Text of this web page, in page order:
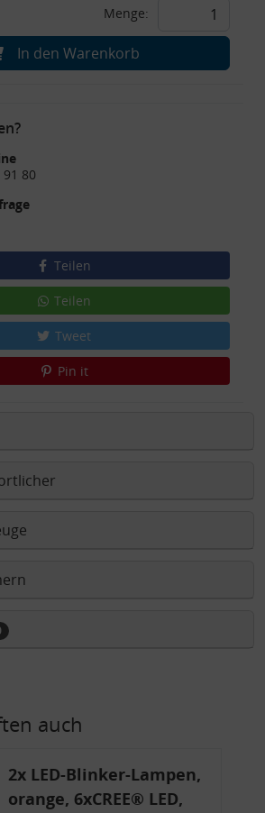
Menge:
In den Warenkorb
80
Teilen
Teilen
Tweet
Pin it
auch
2x LED-Blinker-Lampen,
orange, 6xCREE® LED,